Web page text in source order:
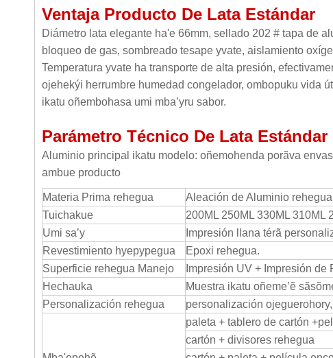
Ventaja Producto De Lata Estándar
Diámetro lata elegante ha'e 66mm, sellado 202 # tapa de
bloqueo de gas, sombreado tesape yvate, aislamiento
Temperatura yvate ha transporte de alta presión,
ojehekýi herrumbre humedad congelador, ombopuku vida
ikatu oñembohasa umi mba’yru sabor.
Parámetro Técnico De Lata Estándar
Aluminio principal ikatu modelo: oñemohenda porãva
ambue producto
Materia Prima rehegua
Aleación de Aluminio rehegua
Tuichakue
200ML 250ML 330ML 310ML
Umi sa’y
Impresión llana térã
Revestimiento hyepypegua
Epoxi rehegua.
Superficie rehegua Manejo
Impresión UV + Impresión de
Hechauka
Muestra ikatu oñeme’ẽ
Personalización rehegua
personalización
paleta + tablero de cartón
cartón + divisores rehegua